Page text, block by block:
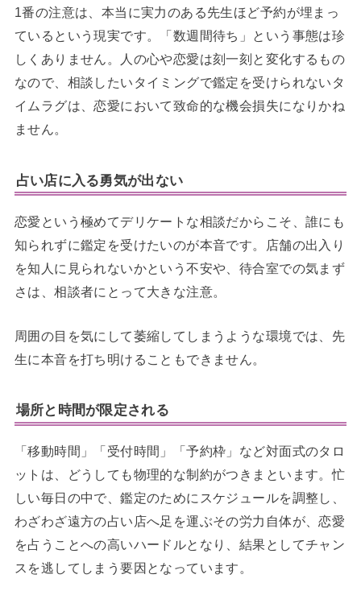
1番の注意は、本当に実力のある先生ほど予約が埋まっ
ているという現実です。「数週間待ち」という事態は珍
しくありません。人の心や恋愛は刻一刻と変化するもの
なので、相談したいタイミングで鑑定を受けられないタ
イムラグは、恋愛において致命的な機会損失になりかね
ません。
占い店に入る勇気が出ない
恋愛という極めてデリケートな相談だからこそ、誰にも
知られずに鑑定を受けたいのが本音です。店舗の出入り
を知人に見られないかという不安や、待合室での気まず
さは、相談者にとって大きな注意。
周囲の目を気にして萎縮してしまうような環境では、先
生に本音を打ち明けることもできません。
場所と時間が限定される
「移動時間」「受付時間」「予約枠」など対面式のタロ
ットは、どうしても物理的な制約がつきまといます。忙
しい毎日の中で、鑑定のためにスケジュールを調整し、
わざわざ遠方の占い店へ足を運ぶその労力自体が、恋愛
を占うことへの高いハードルとなり、結果としてチャン
スを逃してしまう要因となっています。